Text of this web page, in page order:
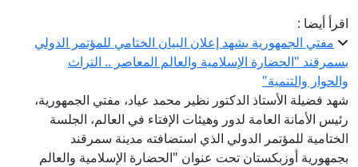
اقرأ أيضا :
مفتي الجمهورية يشهد إعلان البيان الختامي للمؤتمر الدولي
بسمرقند "الحضارة الإسلامية والعالم المعاصر .. التراث
والحوار والتنمية"
شهد فضيلة الأستاذ الدكتور نظير محمد عياد، مفتي الجمهورية،
رئيس الأمانة العامة لدور وهيئات الإفتاء في العالم، الجلسة
الختامية للمؤتمر الدولي الذي استضافته مدينة سمرقند
بجمهورية أوزبكستان تحت عنوان "الحضارة الإسلامية والعالم